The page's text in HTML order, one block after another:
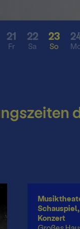
21
Fr
22
Sa
23
So
des
Konzert